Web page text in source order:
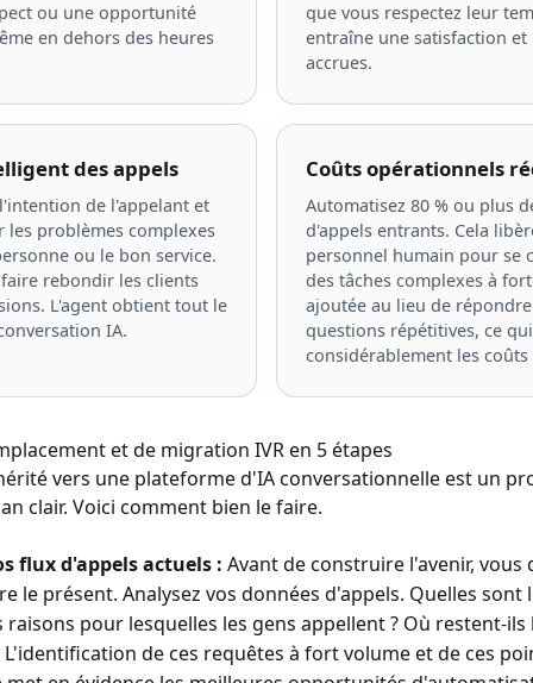
ou une opportunité
en dehors des heures
que vous respectez leur
entraîne une satisfaction
accrues.
des appels
de l'appelant et
les problèmes complexes
ou le bon service.
rebondir les clients
L'agent obtient tout le
IA.
Coûts opérationnels
Automatisez 80 % ou plus
d'appels entrants. Cela
personnel humain pour se
des tâches complexes à
ajoutée au lieu de
questions répétitives, ce
considérablement les
et de migration IVR en 5 étapes
vers une plateforme d'IA conversationnelle est un
clair. Voici comment bien le faire.
flux d'appels actuels : Avant de construire l'avenir, vous
le présent. Analysez vos données d'appels. Quelles sont
raisons pour lesquelles les gens appellent ? Où restent-
L'identification de ces requêtes à fort volume et de ces